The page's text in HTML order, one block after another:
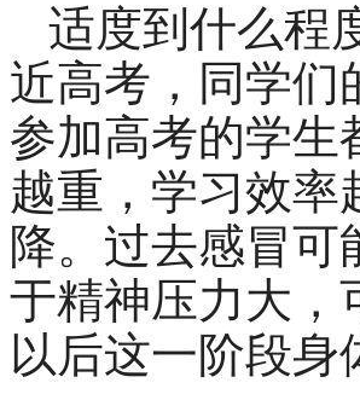
适度到什么程
近高考，同学们
参加高考的学生
越重，学习效率
降。过去感冒
于精神压力大，
以后这一阶段身